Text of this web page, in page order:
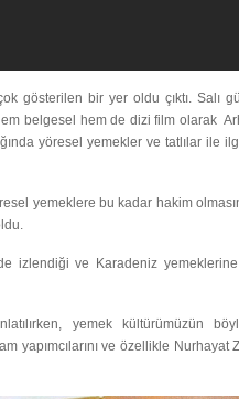
gösterilen bir yer oldu çıktı. Salı
belgesel hem de dizi film olarak
yöresel yemekler ve tatlılar ile
yemeklere bu kadar hakim
izlendiği ve Karadeniz
yemek kültürümüzün
yapımcılarını ve özellikle Nurhayat